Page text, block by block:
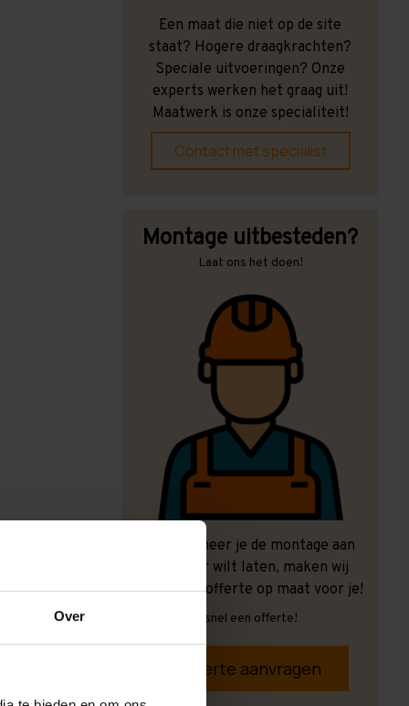
Over
Een maat die niet op de site
staat? Hogere draagkrachten?
Speciale uitvoeringen? Onze
experts werken het graag uit!
Maatwerk is onze specialiteit!
Contact met specialist
Montage uitbesteden?
Laat ons het doen!
Ook wanneer je de montage aan
ons over wilt laten, maken wij
graag een offerte op maat voor je!
Vrijblijvend, snel een offerte!
Offerte aanvragen